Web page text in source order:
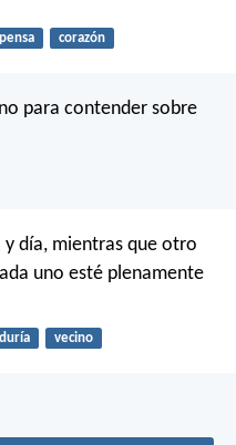
corazón
para contender sobre
día, mientras que otro
uno esté plenamente
vecino